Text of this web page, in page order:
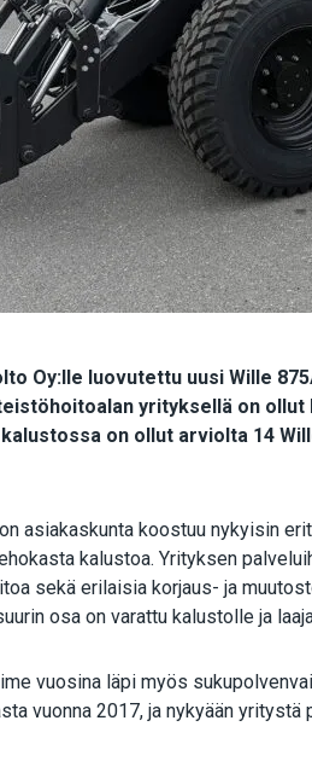
Oy:lle luovutettu uusi Wille
yrityksellä on ollut
on ollut arviolta 14
asiakaskunta koostuu nykyisin
kalustoa. Yrityksen
sekä erilaisia korjaus- ja
osa on varattu kalustolle ja
vuosina läpi myös
vuonna 2017, ja nykyään